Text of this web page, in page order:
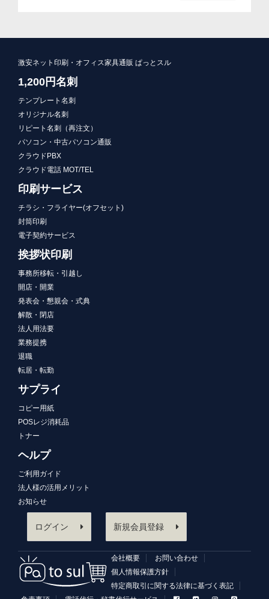
激安ネット印刷・オフィス家具通販 ぱっとスル
1,200円名刺
テンプレート名刺
オリジナル名刺
リピート名刺（再注文）
パソコン・中古パソコン通販
クラウドPBX
クラウド電話 MOT/TEL
印刷サービス
チラシ・フライヤー(オフセット)
封筒印刷
電子契約サービス
挨拶状印刷
事務所移転・引越し
開店・開業
発表会・懇親会・式典
解散・閉店
法人用法要
業務提携
退職
転居・転勤
サプライ
コピー用紙
POSレジ消耗品
トナー
ヘルプ
ご利用ガイド
法人様の活用メリット
お知らせ
ログイン 新規会員登録
会社概要
お問い合わせ
個人情報保護方針
特定商取引に関する法律に基づく表記